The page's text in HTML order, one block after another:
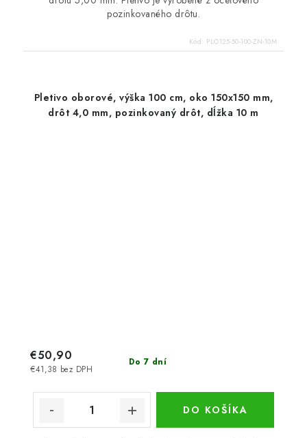
pozinkovaného drôtu.
Kód: PLO125-50-100-ZN-10M
Pletivo oborové, výška 100 cm, oko 150x150 mm,
drôt 4,0 mm, pozinkovaný drôt, dĺžka 10 m
Do 7 dní
€41,38 bez DPH
€50,90
DO KOŠÍKA